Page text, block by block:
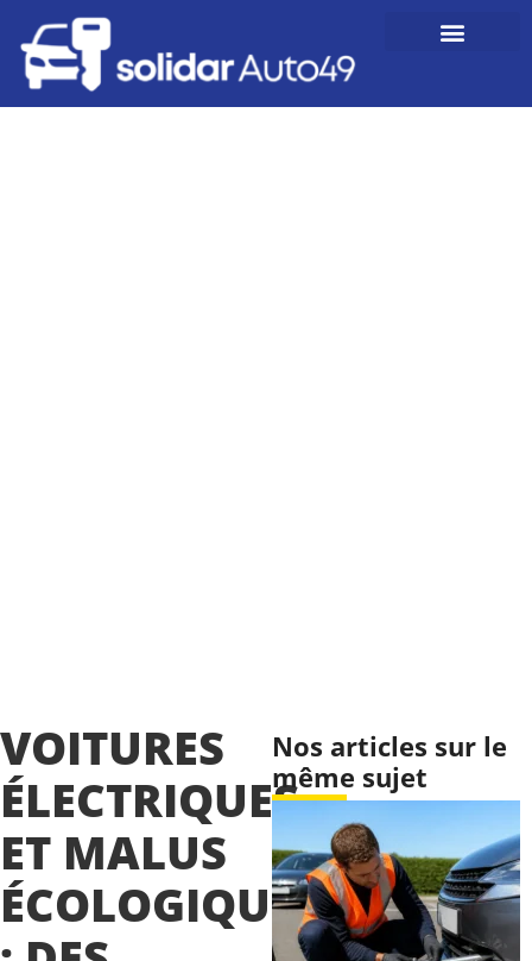
VOITURES
ÉLECTRIQUES
ET MALUS
ÉCOLOGIQUE
Nos articles sur le
même sujet